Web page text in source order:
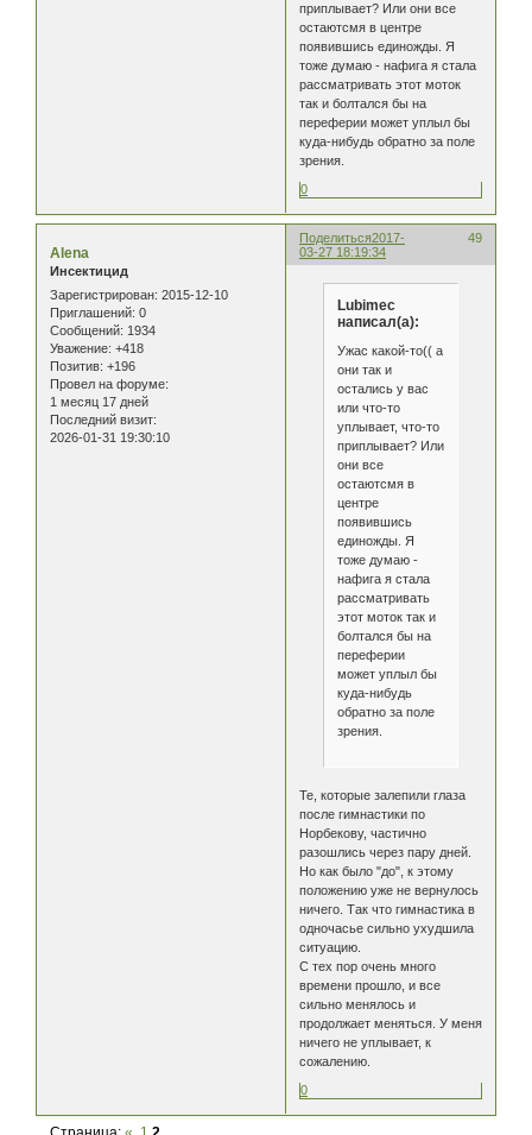
приплывает? Или они все
остаютсмя в центре
появившись единожды. Я
тоже думаю - нафига я стала
рассматривать этот моток
так и болтался бы на
переферии может уплыл бы
куда-нибудь обратно за поле
зрения.
0
Поделиться 49
2017-
03-27 18:19:34
Alena
Инсектицид
Зарегистрирован: 2015-12-10
Приглашений: 0
Сообщений: 1934
Уважение: +418
Позитив: +196
Провел на форуме:
1 месяц 17 дней
Последний визит:
2026-01-31 19:30:10
Lubimec
написал(а):
Ужас какой-то(( а
они так и
остались у вас
или что-то
уплывает, что-то
приплывает? Или
они все
остаютсмя в
центре
появившись
единожды. Я
тоже думаю -
нафига я стала
рассматривать
этот моток так и
болтался бы на
переферии
может уплыл бы
куда-нибудь
обратно за поле
зрения.
Те, которые залепили глаза
после гимнастики по
Норбекову, частично
разошлись через пару дней.
Но как было "до", к этому
положению уже не вернулось
ничего. Так что гимнастика в
одночасье сильно ухудшила
ситуацию.
С тех пор очень много
времени прошло, и все
сильно менялось и
продолжает меняться. У меня
ничего не уплывает, к
сожалению.
0